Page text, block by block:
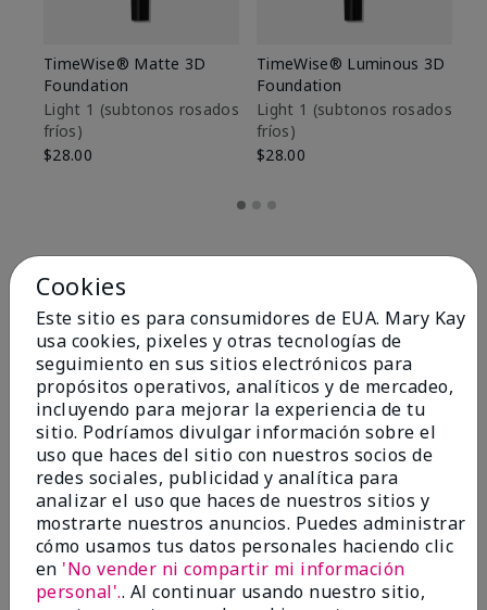
TimeWise® Matte 3D
Foundation
Light 1​ (subtonos rosados
fríos)
$28.00
TimeWise® Luminous 3D
Foundation
Light 1​ (subtonos rosados
fríos)
$28.00
OPINIONES
4.8
Cookies
Este sitio es para consumidores de EUA. Mary Kay
usa cookies, pixeles y otras tecnologías de
seguimiento en sus sitios electrónicos para
propósitos operativos, analíticos y de mercadeo,
incluyendo para mejorar la experiencia de tu
sitio. Podríamos divulgar información sobre el
uso que haces del sitio con nuestros socios de
redes sociales, publicidad y analítica para
analizar el uso que haces de nuestros sitios y
mostrarte nuestros anuncios. Puedes administrar
cómo usamos tus datos personales haciendo clic
en 'No vender ni compartir mi información
personal'.. Al continuar usando nuestro sitio,